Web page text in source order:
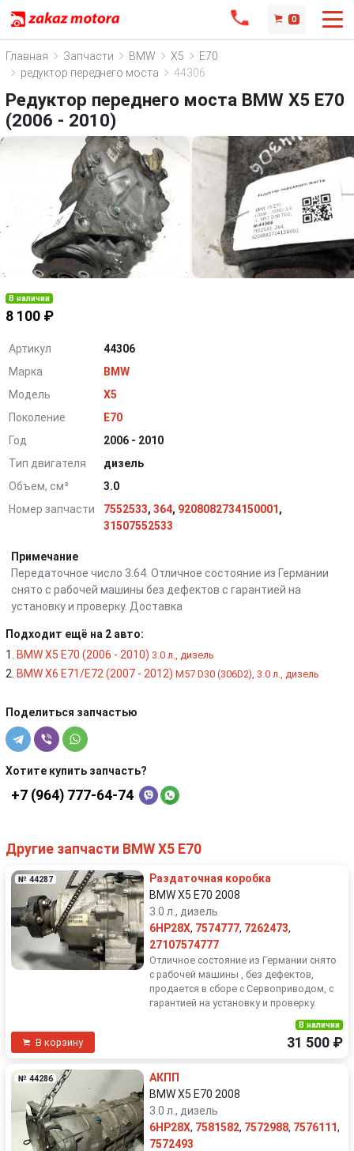
0
Главная Запчасти BMW X5
E70
редуктор переднего моста
44306
Редуктор переднего моста BMW X5 E70
(2006 - 2010)
В наличии
8 100 ₽
Артикул
44306
Марка
BMW
Модель
X5
Поколение
E70
Год
2006 - 2010
Тип двигателя
дизель
Объем, см³
3.0
Номер запчасти
7552533,364, 9208082734150001,
31507552533
Примечание
Передаточное число 3.64. Отличное состояние из Германии
снято с рабочей машины без дефектов с гарантией на
установку и проверку. Доставка
Подходит ещё на 2 авто:
BMW X5 E70 (2006 - 2010) 3.0 л., дизель
BMW X6 E71/E72 (2007 - 2012) M57 D30 (306D2), 3.0 л., дизель
Поделиться запчастью
Хотите купить запчасть?
+7 (964) 777-64-74
Другие запчасти BMW X5 E70
№ 44287
Раздаточная коробка
BMW X5 E70 2008
3.0 л., дизель
6HP28X, 7574777, 7262473,
27107574777
Отличное состояние из Германии снято
с рабочей машины , без дефектов,
продается в сборе с Сервоприводом, с
гарантией на установку и проверку.
В корзину
В наличии
31 500 ₽
№ 44286
АКПП
BMW X5 E70 2008
3.0 л., дизель
6HP28X, 7581582, 7572988, 7576111,
7572493